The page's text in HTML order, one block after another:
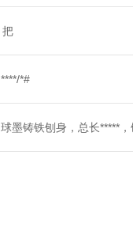
把
****/*#
球墨铸铁刨身，总长*****